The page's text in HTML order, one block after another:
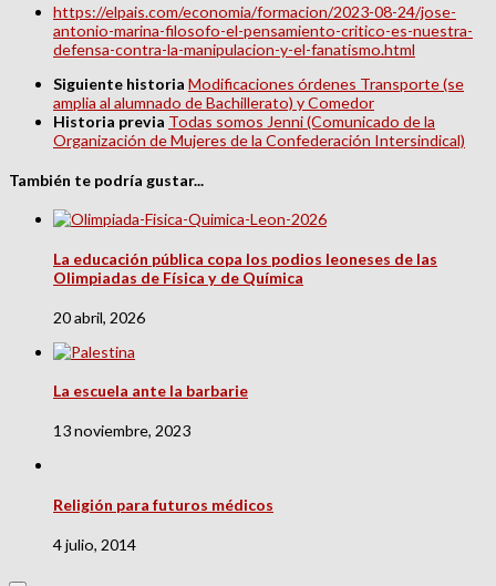
https://elpais.com/economia/formacion/2023-08-24/jose-
antonio-marina-filosofo-el-pensamiento-critico-es-nuestra-
defensa-contra-la-manipulacion-y-el-fanatismo.html
Siguiente historia Modificaciones órdenes Transporte (se
amplia al alumnado de Bachillerato) y Comedor
Historia previa Todas somos Jenni (Comunicado de la
Organización de Mujeres de la Confederación Intersindical)
También te podría gustar...
La educación pública copa los podios leoneses de las
Olimpiadas de Física y de Química
20 abril, 2026
La escuela ante la barbarie
13 noviembre, 2023
Religión para futuros médicos
4 julio, 2014